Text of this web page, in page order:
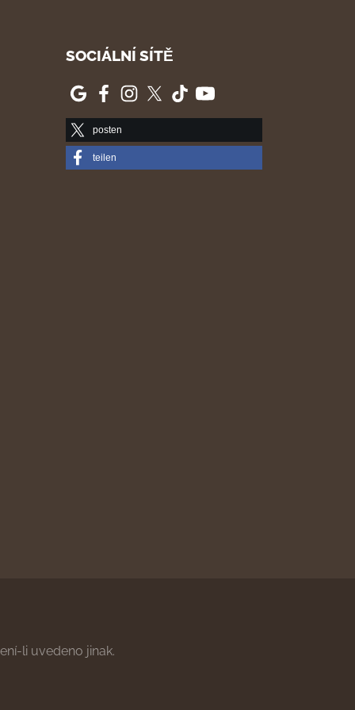
SOCIÁLNÍ SÍTĚ
posten
teilen
li uvedeno jinak.